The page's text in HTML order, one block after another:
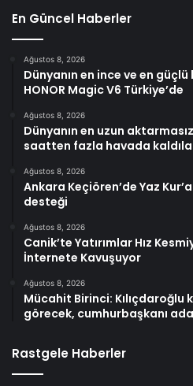
En Güncel Haberler
Ağustos 8, 2026
Dünyanın en ince ve en
HONOR Magic V6 Türkiye’de
Ağustos 8, 2026
Dünyanın en uzun
saatten fazla havada
Ağustos 8, 2026
Ankara Keçiören’de Yaz
desteği
Ağustos 8, 2026
Canik’te Yatırımlar Hız
İnternete Kavuşuyor
Ağustos 8, 2026
Mücahit Birinci:
görecek, cumhurbaşkanı
Rastgele Haberler